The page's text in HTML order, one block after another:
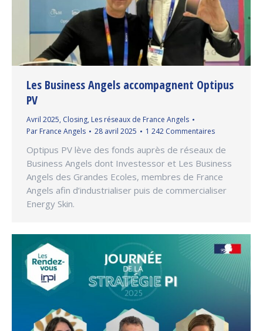
Les Business Angels accompagnent Optipus
PV
Avril 2025, Closing, Les réseaux de France Angels
Par France Angels 28 avril 2025 1 242 Commentaires
Optipus PV lève des fonds auprès de réseaux de
Business Angels dont Investessor et Les Business
Angels des Grandes Ecoles, membres de France
Angels afin d’industrialiser puis de commercialiser
Energy Skin.